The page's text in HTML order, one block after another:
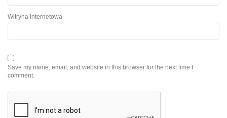
Witryna internetowa
Save my name, email, and website in this browser for the next time I
comment.